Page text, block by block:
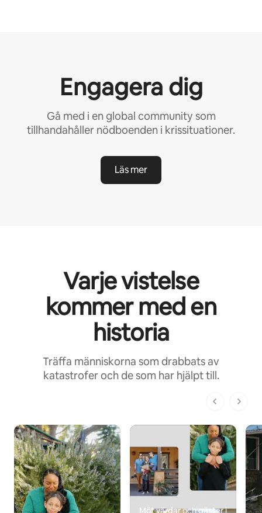
Engagera dig
Gå med i en global community som
tillhandahåller nödboenden i krissituationer.
Läs mer
Varje vistelse
kommer med en
historia
Träffa människorna som drabbats av
katastrofer och de som har hjälpt till.
1 av 1 sidor
Möt värdar och gäster i